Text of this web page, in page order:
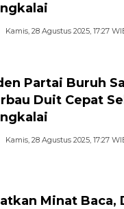
Kamis, 28 Agustus 2025, 17:27
Partai Buruh
Duit Cepat
Kamis, 28 Agustus 2025, 17:27
Minat Baca,